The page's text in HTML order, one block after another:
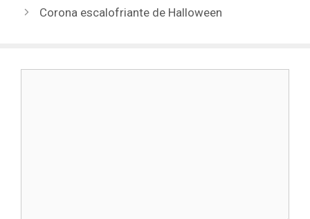
Corona escalofriante de Halloween